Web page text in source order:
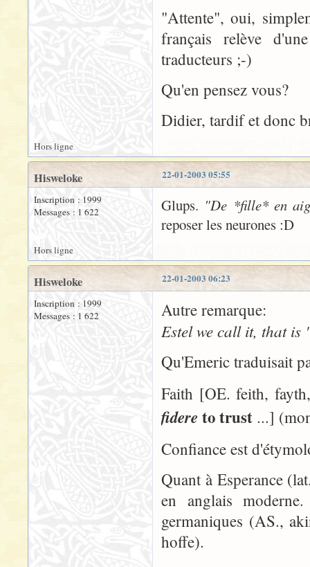
"Attente", oui,
français relève
traducteurs ;-)
Qu'en pensez vous?
Didier, tardif et donc
Hors ligne
22-01-2003 05:55
Hisweloke
Inscription : 1999
Messages : 1 622
Glups. "De *fille* en
reposer les neurones :D
Hors ligne
22-01-2003 06:23
Hisweloke
Inscription : 1999
Messages : 1 622
Autre remarque:
Estel we call it, that is
Qu'Emeric traduisait
Faith [OE. feith,
fidere to trust ...]
Confiance est
Quant à Esperance
en anglais
germaniques (AS.,
hoffe).